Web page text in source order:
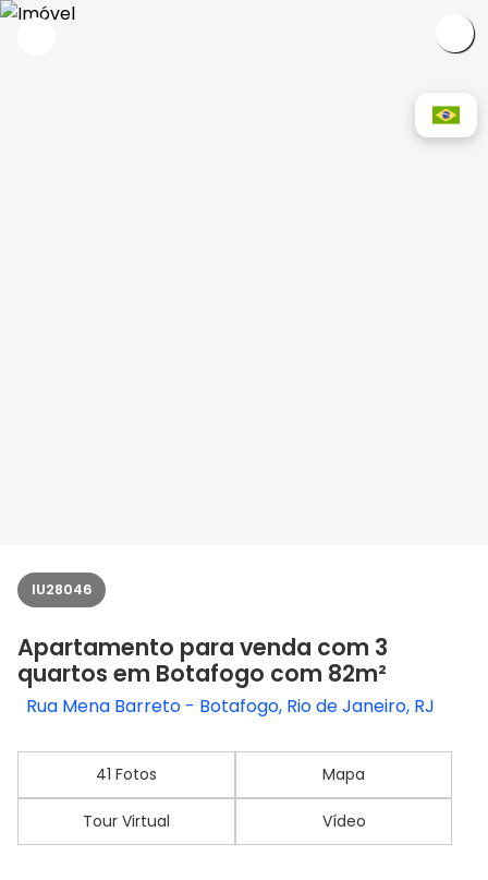
IU28046
Apartamento para venda com 3
quartos em Botafogo com 82m²
Rua Mena Barreto - Botafogo, Rio de Janeiro, RJ
41 Fotos Mapa
Tour Virtual Vídeo